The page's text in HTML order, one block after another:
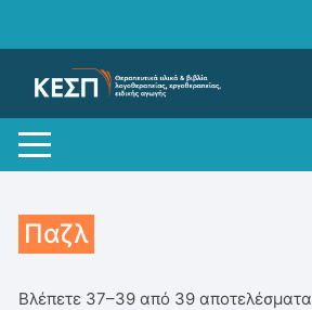
Παζλ
Βλέπετε 37–39 από 39 αποτελέσματα